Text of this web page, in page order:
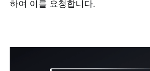
하여 이를 요청합니다.